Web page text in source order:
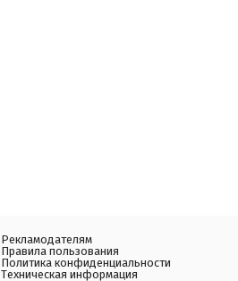
Рекламодателям
Правила пользования
Политика конфиденциальности
Техническая информация